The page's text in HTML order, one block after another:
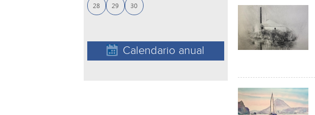
28 29 30
Calendario anual